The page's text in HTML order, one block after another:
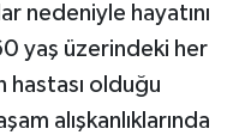
nedeniyle hayatını
yaş üzerindeki her
hastası olduğu
alışkanlıklarında